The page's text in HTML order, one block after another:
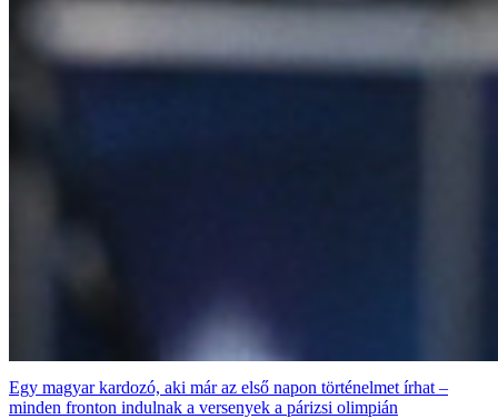
Egy magyar kardozó, aki már az első napon történelmet írhat –
minden fronton indulnak a versenyek a párizsi olimpián